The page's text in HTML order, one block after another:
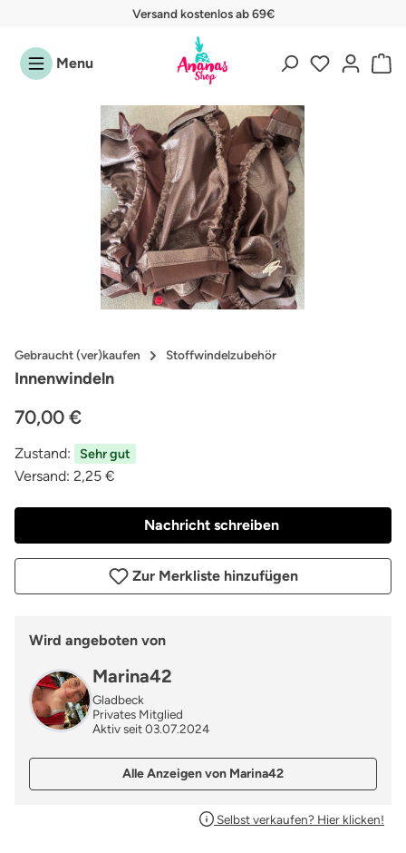
Zum Hauptinhalt springenVersand kostenlos ab 69€
Menu
Bildergalerie überspringen
Gebraucht (ver)kaufen Stoffwindelzubehör
Innenwindeln
70,00 €
Zustand: Sehr gut
Versand: 2,25 €
Nachricht schreiben
Zur Merkliste hinzufügen
Wird angeboten von
Marina42
Gladbeck
Privates Mitglied
Aktiv seit 03.07.2024
Alle Anzeigen von Marina42
Selbst verkaufen? Hier klicken!